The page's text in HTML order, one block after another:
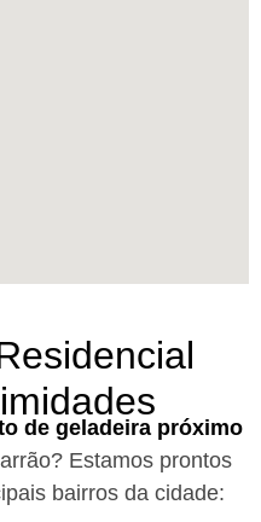
de geladeira próximo
Estamos prontos
bairros da cidade: